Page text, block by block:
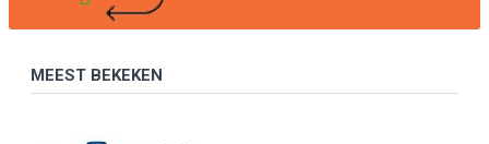
MEEST BEKEKEN